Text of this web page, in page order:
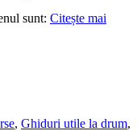
sunt: Citește mai
, Ghiduri utile la drum,